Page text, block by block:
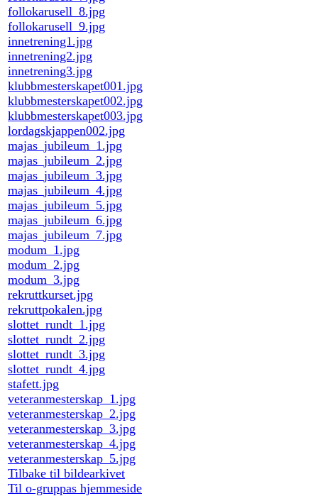
follokarusell_8.jpg
follokarusell_9.jpg
innetrening1.jpg
innetrening2.jpg
innetrening3.jpg
klubbmesterskapet001.jpg
klubbmesterskapet002.jpg
klubbmesterskapet003.jpg
lordagskjappen002.jpg
majas_jubileum_1.jpg
majas_jubileum_2.jpg
majas_jubileum_3.jpg
majas_jubileum_4.jpg
majas_jubileum_5.jpg
majas_jubileum_6.jpg
majas_jubileum_7.jpg
modum_1.jpg
modum_2.jpg
modum_3.jpg
rekruttkurset.jpg
rekruttpokalen.jpg
slottet_rundt_1.jpg
slottet_rundt_2.jpg
slottet_rundt_3.jpg
slottet_rundt_4.jpg
stafett.jpg
veteranmesterskap_1.jpg
veteranmesterskap_2.jpg
veteranmesterskap_3.jpg
veteranmesterskap_4.jpg
veteranmesterskap_5.jpg
Tilbake til bildearkivet
Til o-gruppas hjemmeside